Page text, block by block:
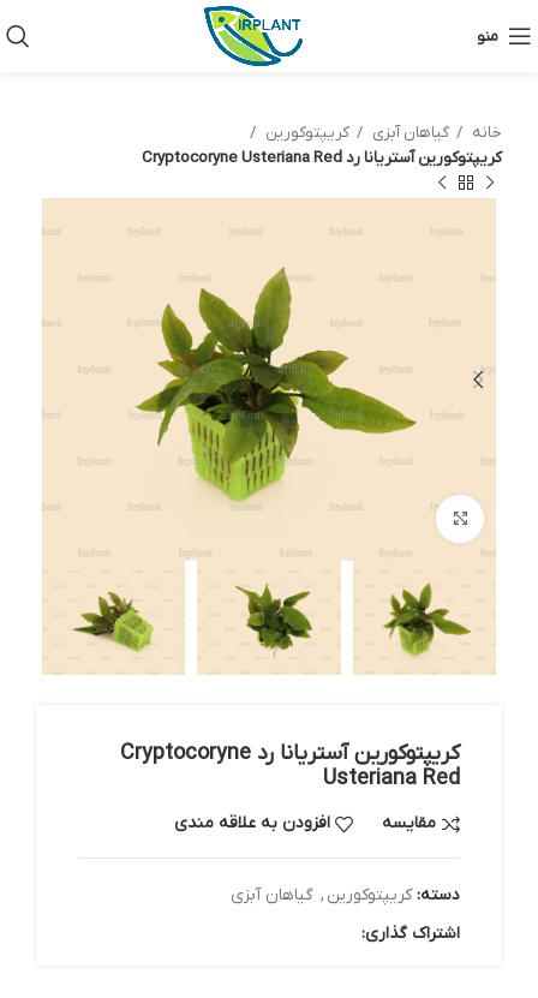
منو
خانه گیاهان آبزی
کریپتوکورین
کریپتوکورین آستریانا رد Cryptocoryne Usteriana Red
کریپتوکورین آستریانا رد Cryptocoryne
Usteriana Red
مقایسه افزودن به علاقه مندی
دسته: کریپتوکورین , گیاهان آبزی
اشتراک گذاری: